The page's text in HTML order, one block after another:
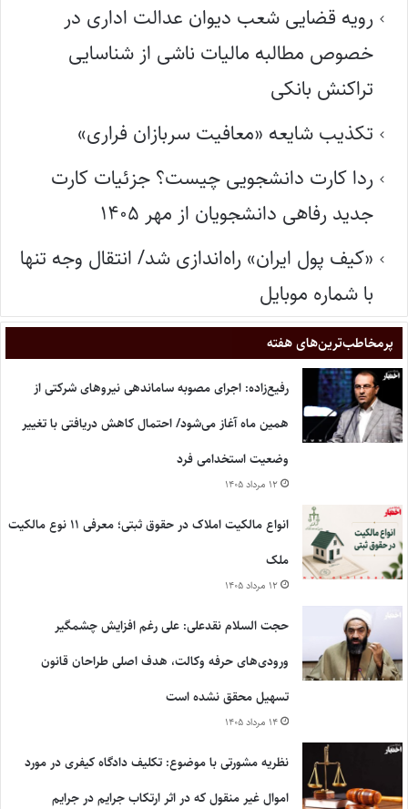
رویه قضایی شعب دیوان عدالت اداری در
خصوص مطالبه مالیات ناشی از شناسایی
تراکنش بانکی
تکذیب شایعه «معافیت سربازان فراری»
ردا کارت دانشجویی چیست؟ جزئیات کارت
جدید رفاهی دانشجویان از مهر ۱۴۰۵
«کیف پول ایران» راه‌اندازی شد/ انتقال وجه تنها
با شماره موبایل
پر‌مخاطب‌ترین‌های هفته
رفیع‌زاده: اجرای مصوبه ساماندهی نیروهای شرکتی از
همین ماه آغاز می‌شود/ احتمال کاهش دریافتی با تغییر
وضعیت استخدامی فرد
۱۲ مرداد ۱۴۰۵
انواع مالکیت املاک در حقوق ثبتی؛ معرفی ۱۱ نوع مالکیت
ملک
۱۲ مرداد ۱۴۰۵
حجت السلام نقدعلی: علی رغم افزایش چشمگیر
ورودی‌های حرفه وکالت، هدف اصلی طراحان قانون
تسهیل محقق نشده است
۱۴ مرداد ۱۴۰۵
نظریه مشورتی با موضوع: تکلیف دادگاه کیفری در مورد
اموال غیر منقول که در اثر ارتکاب جرایم در جرایم